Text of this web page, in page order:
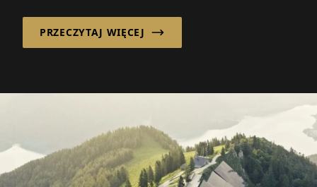
niskiego i średniego napięcia...
PRZECZYTAJ WIĘCEJ